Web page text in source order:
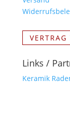
VERTRAG
Links /
Keramik